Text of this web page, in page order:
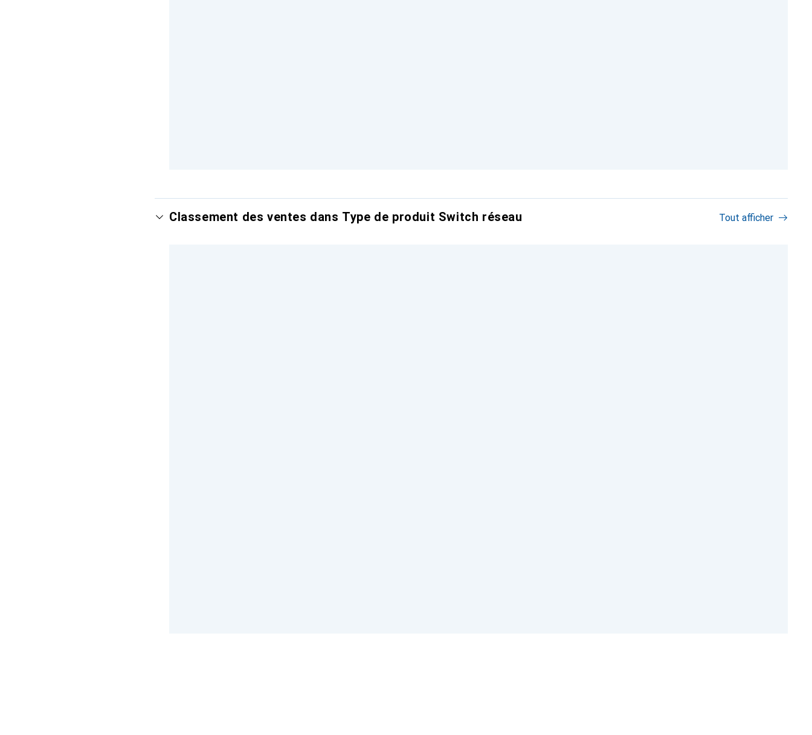
Classement des ventes dans Type de produit Switch réseau Tout afficher